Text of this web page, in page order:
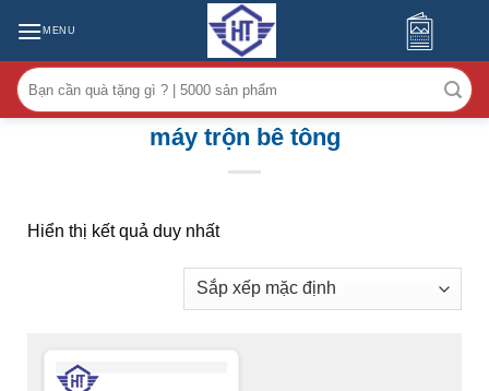
MENU
Tìm
kiếm:
máy trộn bê tông
Hiển thị kết quả duy nhất